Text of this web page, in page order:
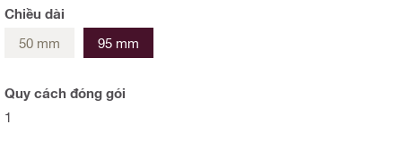
Chiều dài
50 mm
95 mm
Quy cách đóng gói
1